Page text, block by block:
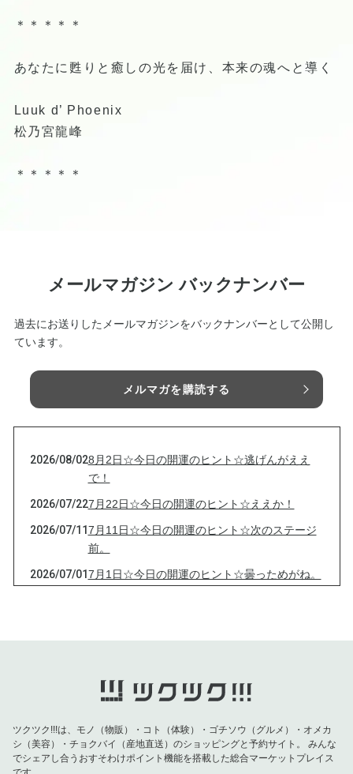
＊＊＊＊＊
あなたに甦りと癒しの光を届け、本来の魂へと導く
Luuk d’ Phoenix
松乃宮龍峰
＊＊＊＊＊
メールマガジン バックナンバー
過去にお送りしたメールマガジンをバックナンバーとして公開し
ています。
メルマガを購読する
2026/08/028月2日☆今日の開運のヒント☆逃げんがええ
で！
2026/07/227月22日☆今日の開運のヒント☆ええか！
2026/07/117月11日☆今日の開運のヒント☆次のステージ
前。
2026/07/017月1日☆今日の開運のヒント☆曇っためがね。
2026/06/136月13日☆今日の開運のヒント☆ありのまま☆
5月28日☆今日の開運のヒント☆自分次第！
2026/05/23 5月23日☆今日の開運のヒント☆本心は？
2026/05/175月17日☆今日の開運のヒント☆諦めてた？
ツクツク!!!は、モノ（物販）・コト（体験）・ゴチソウ（グルメ）・オメカ
シ（美容）・チョクバイ（産地直送）のショッピングと予約サイト。
みんな
でシェアし合うおすそわけポイント機能を搭載した総合マーケットプレイス